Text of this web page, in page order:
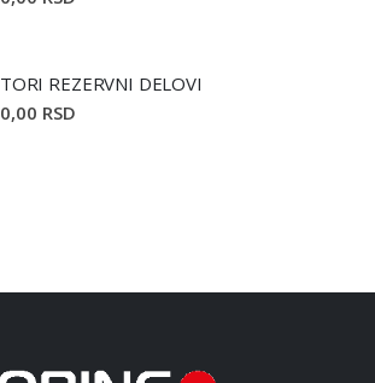
TORI REZERVNI DELOVI
0,00 RSD